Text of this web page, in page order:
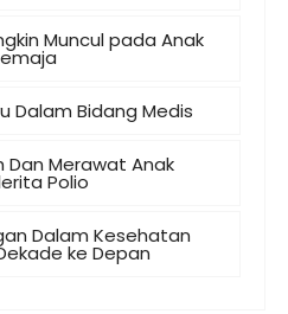
Muncul pada Anak
Dalam Bidang Medis
Dan Merawat Anak
Polio
Dalam Kesehatan
ke Depan